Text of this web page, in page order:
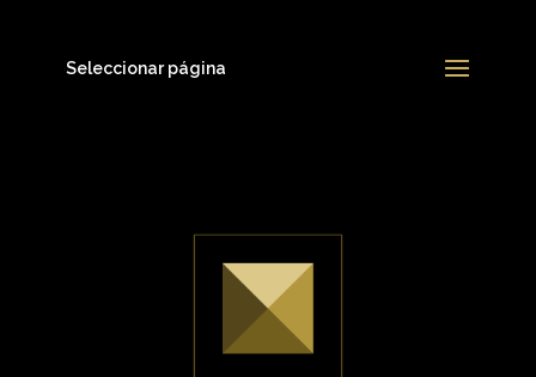
Seleccionar página